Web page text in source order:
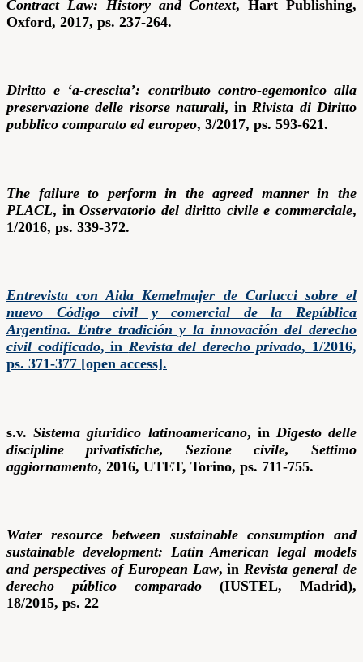
Contract Law: History and Context, Hart Publishing,
Oxford, 2017, ps. 237-264.
Diritto e ‘a-crescita’: contributo contro-egemonico alla
preservazione delle risorse naturali, inRivista di Diritto
pubblico comparato ed europeo, 3/2017, ps. 593-621.
The failure to perform in the agreed manner in the
PLACL, inOsservatorio del diritto civile e commerciale,
1/2016, ps. 339-372.
Entrevista con Aida Kemelmajer de Carlucci sobre el
nuevo Código civil y comercial de la República
Argentina. Entre tradición y la innovación del derecho
civil codificado, in Revista del derecho privado, 1/2016,
ps. 371-377 [open access].
s.v.Sistema giuridico latinoamericano, in Digesto delle
discipline privatistiche, Sezione civile, Settimo
aggiornamento, 2016, UTET, Torino, ps. 711-755.
Water resource between sustainable consumption and
sustainable development: Latin American legal models
and perspectives of European Law, inRevista general de
derecho público comparado (IUSTEL, Madrid),
18/2015, ps. 22